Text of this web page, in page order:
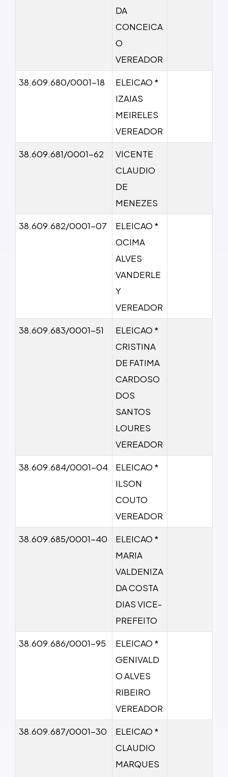
DA
CONCEICA
O
VEREADOR
38.609.680/0001-18
ELEICAO *
IZAIAS
MEIRELES
VEREADOR
38.609.681/0001-62
VICENTE
CLAUDIO
DE
MENEZES
38.609.682/0001-07
ELEICAO *
OCIMA
ALVES
VANDERLE
Y
VEREADOR
38.609.683/0001-51
ELEICAO *
CRISTINA
DE FATIMA
CARDOSO
DOS
SANTOS
LOURES
VEREADOR
38.609.684/0001-04
ELEICAO *
ILSON
COUTO
VEREADOR
38.609.685/0001-40
ELEICAO *
MARIA
VALDENIZA
DA COSTA
DIAS VICE-
PREFEITO
38.609.686/0001-95
ELEICAO *
GENIVALD
O ALVES
RIBEIRO
VEREADOR
38.609.687/0001-30
ELEICAO *
CLAUDIO
MARQUES